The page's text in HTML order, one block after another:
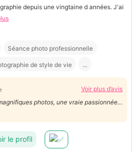
depuis une vingtaine d années. J'ai
Séance photo professionnelle
de style de vie ...
Voir plus d’avis
photos, une vraie passionnée
et sublimer chaque instant comme une
qualité/prix. Je recommande
le profil